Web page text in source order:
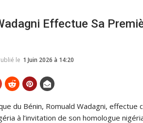
Effectue Sa
le 1 Juin 2026 à 14:20
du Bénin, Romuald Wadagni, effectue
à l’invitation de son homologue